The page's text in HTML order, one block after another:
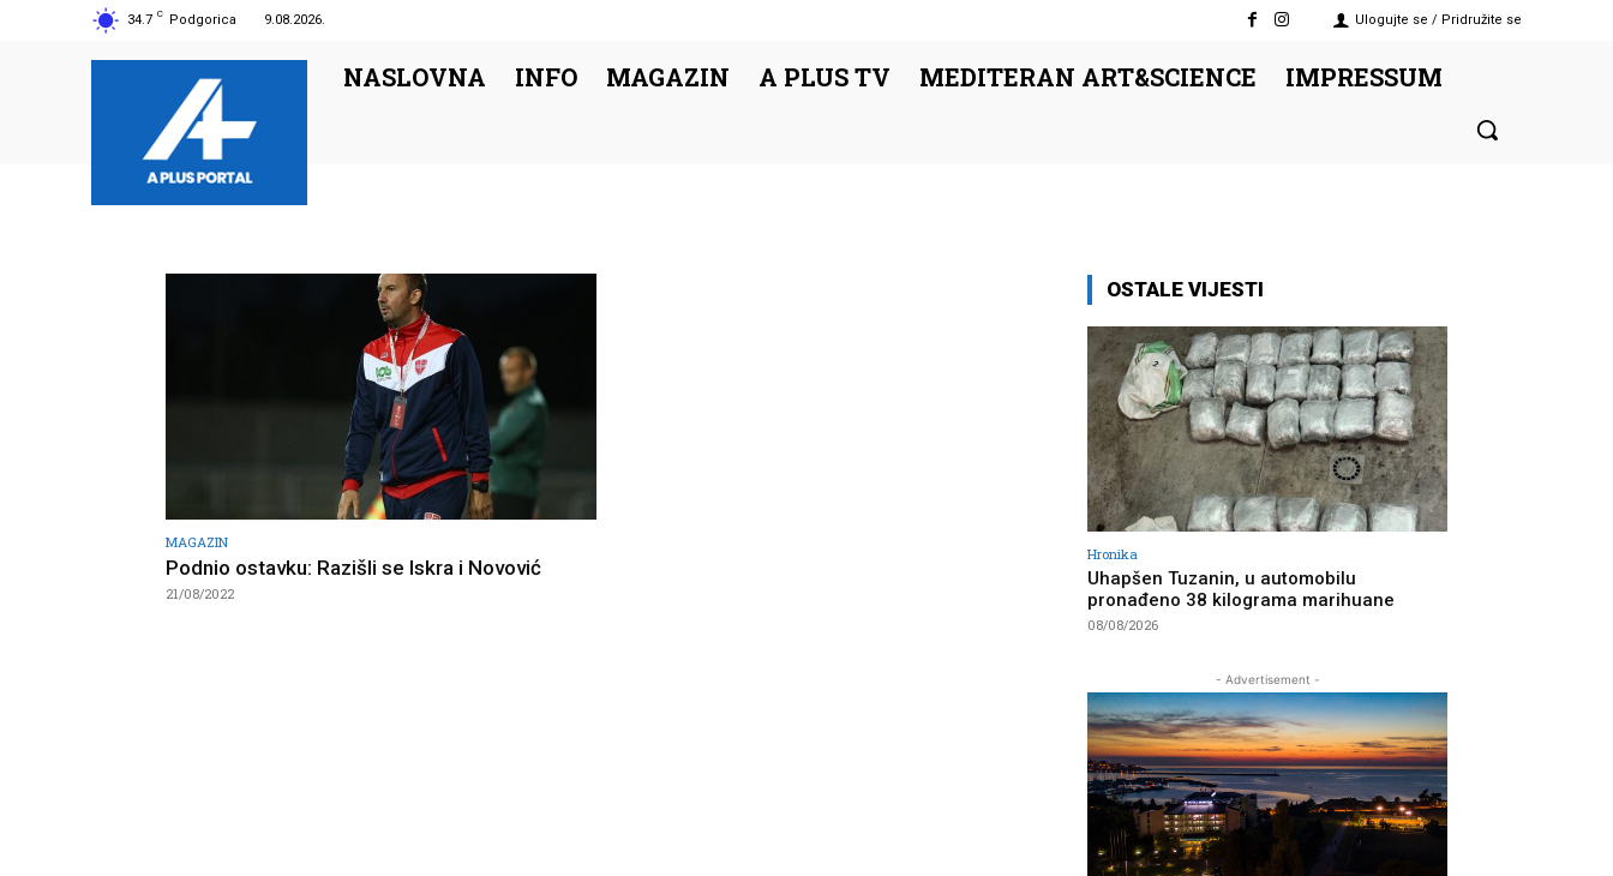
34.7 C Podgorica 9.08.2026. Ulogujte se / Pridružite se
NASLOVNA INFO MAGAZIN A PLUS TV MEDITERAN ART&SCIENCE IMPRESSUM
MAGAZIN
Podnio ostavku: Razišli se Iskra i Novović
21/08/2022
OSTALE VIJESTI
Hronika
Uhapšen Tuzanin, u automobilu
pronađeno 38 kilograma marihuane
08/08/2026
- Advertisement -